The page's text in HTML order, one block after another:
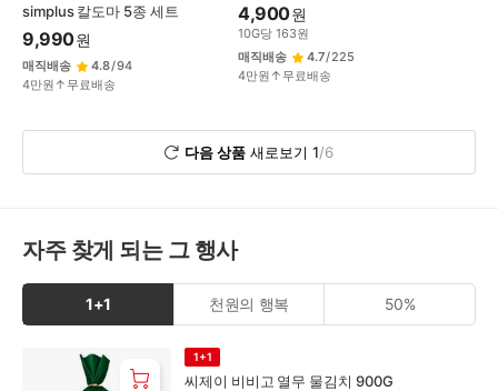
simplus 칼도마 5종 세트
9,990원
매직배송 4.8/94
4만원↑무료배송
4,900원
10G당 163원
매직배송
4.7/225
4만원↑무료배송
다음 상품 새로보기 1/6
자주 찾게 되는 그 행사
1+1 천원의 행복 50%
씨제이 비비고 열무 물김치 900G
1+1